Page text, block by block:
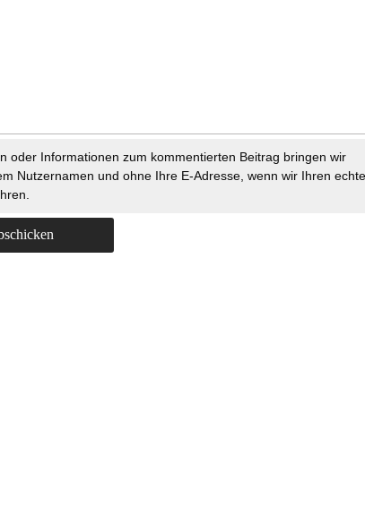
oder Informationen zum kommentierten Beitrag bringen wir
Nutzernamen und ohne Ihre E-Adresse, wenn wir Ihren